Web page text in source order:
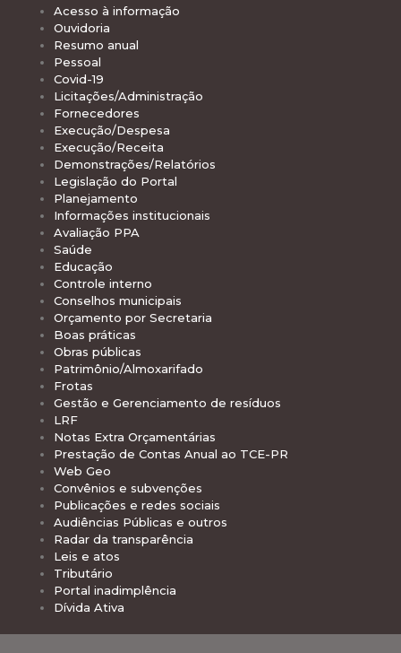
Acesso à informação
Ouvidoria
Resumo anual
Pessoal
Covid-19
Licitações/Administração
Fornecedores
Execução/Despesa
Execução/Receita
Demonstrações/Relatórios
Legislação do Portal
Planejamento
Informações institucionais
Avaliação PPA
Saúde
Educação
Controle interno
Conselhos municipais
Orçamento por Secretaria
Boas práticas
Obras públicas
Patrimônio/Almoxarifado
Frotas
Gestão e Gerenciamento de resíduos
LRF
Notas Extra Orçamentárias
Prestação de Contas Anual ao TCE-PR
Web Geo
Convênios e subvenções
Publicações e redes sociais
Audiências Públicas e outros
Radar da transparência
Leis e atos
Tributário
Portal inadimplência
Dívida Ativa